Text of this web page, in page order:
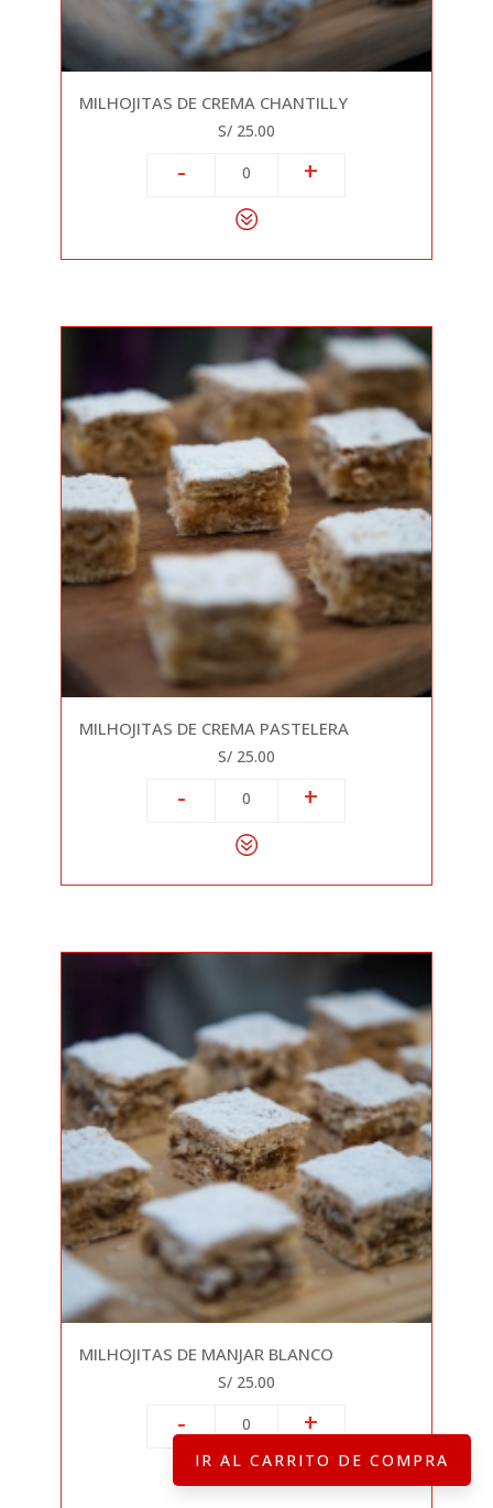
MILHOJITAS DE CREMA CHANTILLY
S/ 25.00
- 0 +
MILHOJITAS DE CREMA PASTELERA
S/ 25.00
- 0 +
MILHOJITAS DE MANJAR BLANCO
S/ 25.00
- 0 +
IR AL CARRITO DE COMPRA